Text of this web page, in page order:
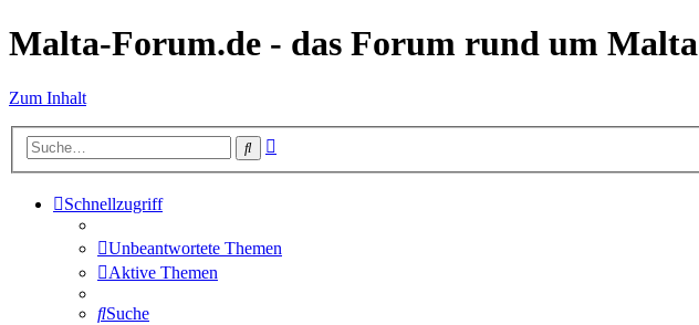
Malta-Forum.de - das Forum rund um Malta
Zum Inhalt
Suche
Schnellzugriff
Unbeantwortete Themen
Aktive Themen
Suche